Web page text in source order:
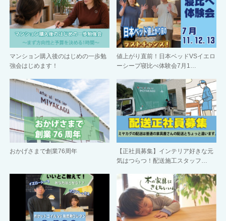
マンション購入後のはじめの一歩勉
強会はじめます！
値上がり直前！日本ベッドVSイエロ
ーシープ寝比べ体験会7月1…
おかげさまで創業76周年
【正社員募集】インテリア好きな元
気はつらつ！配送施工スタッフ…